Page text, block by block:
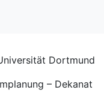
Dortmund
– Dekanat